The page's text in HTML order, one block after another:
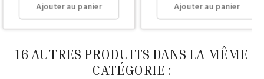
Ajouter au panier Ajouter au panier
16 AUTRES PRODUITS DANS LA MÊME
CATÉGORIE :